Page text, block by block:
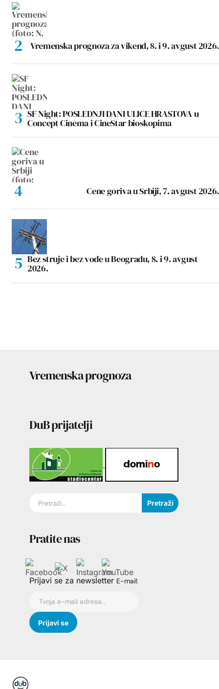
Vremenska prognoza za vikend, 8. i 9. avgust 2026.
SF Night: POSLEDNJI DANI ULICE HRASTOVA u
Concept Cinema i CineStar bioskopima
Cene goriva u Srbiji, 7. avgust 2026.
Bez struje i bez vode u Beogradu, 8. i 9. avgust
2026.
Vremenska prognoza
DuB prijatelji
Pretraži
Pratite nas
Prijavi se za newsletter E-mail: